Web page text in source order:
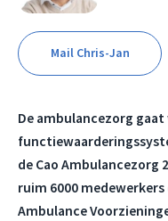
Mail Chris-Jan
De ambulancezorg
de Cao Ambulancezorg
ruim 6000
Ambulance